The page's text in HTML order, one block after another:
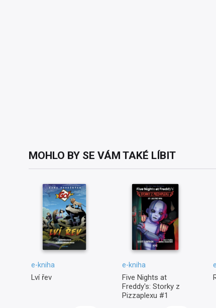
MOHLO BY SE VÁM TAKÉ LÍBIT
e-kniha
Lví řev
e-kniha
Five Nights at
Freddy's: Storky z
Pizzaplexu #1